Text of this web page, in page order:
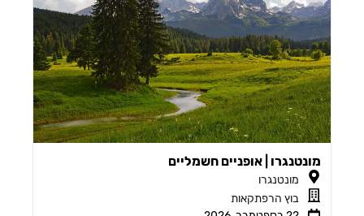
מונטנגרו | אופניים חשמליים
מונטנגרו
בוץ הרפתקאות